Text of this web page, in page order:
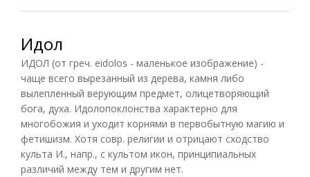
Идол
ИДОЛ (от греч. eidolos - маленькое изображение) -
чаще всего вырезанный из дерева, камня либо
вылепленный верующим предмет, олицетворяющий
бога, духа. Идолопоклонства характерно для
многобожия и уходит корнями в первобытную магию и
фетишизм. Хотя совр. религии и отрицают сходство
культа И., напр., с культом икон, принципиальных
различий между тем и другим нет.